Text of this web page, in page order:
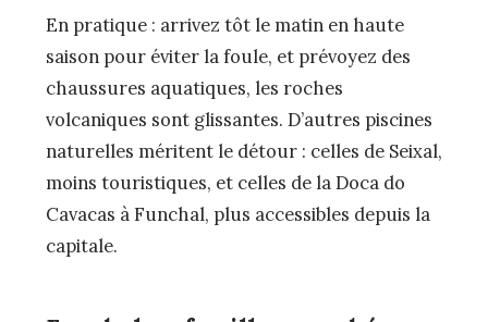
En pratique : arrivez tôt le matin en haute
saison pour éviter la foule, et prévoyez des
chaussures aquatiques, les roches
volcaniques sont glissantes. D’autres piscines
naturelles méritent le détour : celles de Seixal,
moins touristiques, et celles de la Doca do
Cavacas à Funchal, plus accessibles depuis la
capitale.